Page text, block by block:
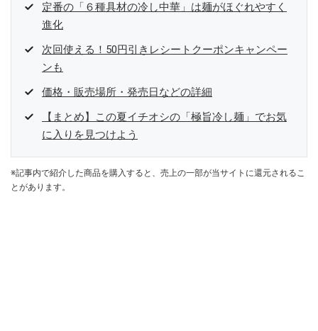
定番の「６種具材の冷し中華」は麺がほぐれやすく
進化
次回使える！50円引きレシートクーポンキャンペー
ンも
価格・販売場所・発売日などの詳細
【まとめ】この夏イチオシの「極旨冷し麺」でお気
に入りを見つけよう
※記事内で紹介した商品を購入すると、売上の一部が当サイトに還元されるこ
とがあります。